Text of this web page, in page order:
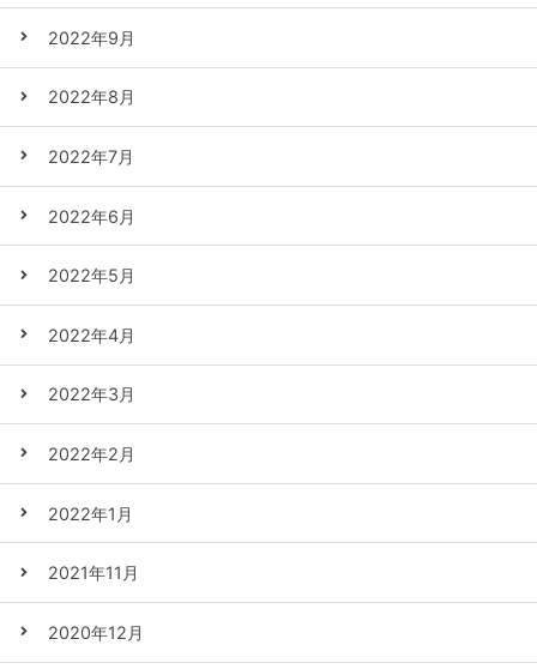
2022年9月
2022年8月
2022年7月
2022年6月
2022年5月
2022年4月
2022年3月
2022年2月
2022年1月
2021年11月
2020年12月